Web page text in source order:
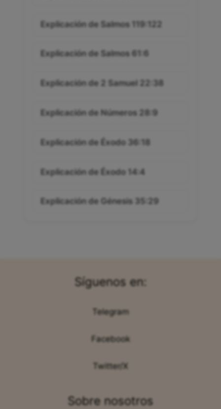
Explicación de Salmos 119:122
Explicación de Salmos 61:6
Explicación de 2 Samuel 22:38
Explicación de Números 28:9
Explicación de Éxodo 36:18
Explicación de Éxodo 14:4
Explicación de Génesis 35:29
Síguenos en:
Telegram
Facebook
Twitter/X
Sobre nosotros